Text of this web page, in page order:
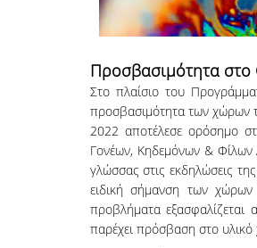
Προσβασιμότητα
Στο πλαίσιο του
προσβασιμότητα των χώρων
2022 αποτέλεσε ορόσημο
Γονέων, Κηδεμόνων & Φίλων
γλώσσας στις εκδηλώσεις
ειδική σήμανση των
προβλήματα εξασφαλίζεται
παρέχει πρόσβαση στο